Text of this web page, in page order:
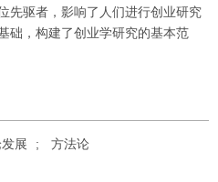
先驱者，影响了人们进行创业研究
础，构建了创业学研究的基本范
展 ; 方法论